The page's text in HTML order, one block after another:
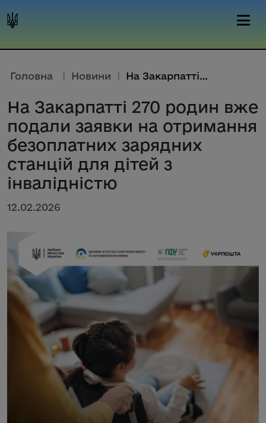
Головна | Новини | На Закарпатті 270 родин вже по...
На Закарпатті 270 родин вже
подали заявки на отримання
безоплатних зарядних
станцій для дітей з
інвалідністю
12.02.2026